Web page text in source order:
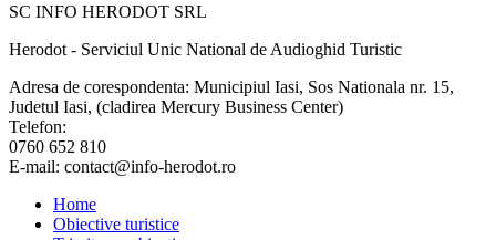
SC INFO HERODOT SRL
Herodot - Serviciul Unic National de Audioghid Turistic
Adresa de corespondenta: Municipiul Iasi, Sos Nationala nr. 15,
Judetul Iasi, (cladirea Mercury Business Center)
Telefon:
0760 652 810
E-mail: contact@info-herodot.ro
Home
Obiective turistice